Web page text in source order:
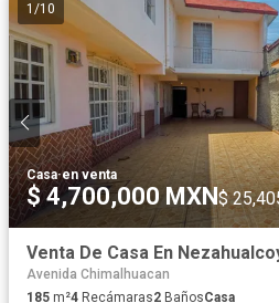
1 /10
Casa·en venta
$ 4,700,000 MXN$
Venta De Casa En
Avenida Chimalhuacan
185 m²4 Recámaras2 BañosCasa